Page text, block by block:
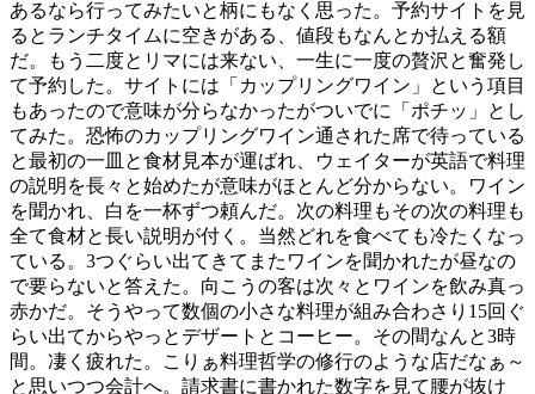
あるなら行ってみたいと柄にもなく思った。予約サイトを見
るとランチタイムに空きがある、値段もなんとか払える額
だ。もう二度とリマには来ない、一生に一度の贅沢と奮発し
て予約した。サイトには「カップリングワイン」という項目
もあったので意味が分らなかったがついでに「ポチッ」とし
てみた。恐怖のカップリングワイン通された席で待っている
と最初の一皿と食材見本が運ばれ、ウェイターが英語で料理
の説明を長々と始めたが意味がほとんど分からない。ワイン
を聞かれ、白を一杯ずつ頼んだ。次の料理もその次の料理も
全て食材と長い説明が付く。当然どれを食べても冷たくなっ
ている。3つぐらい出てきてまたワインを聞かれたが昼なの
で要らないと答えた。向こうの客は次々とワインを飲み真っ
赤かだ。そうやって数個の小さな料理が組み合わさり15回ぐ
らい出てからやっとデザートとコーヒー。その間なんと3時
間。凄く疲れた。こりぁ料理哲学の修行のような店だなぁ～
と思いつつ会計へ。請求書に書かれた数字を見て腰が抜け